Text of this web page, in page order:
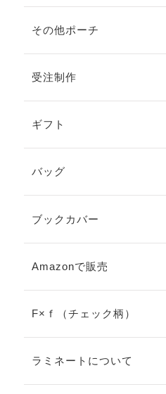
その他ポーチ
受注制作
ギフト
バッグ
ブックカバー
Amazonで販売
F×ｆ（チェック柄）
ラミネートについて